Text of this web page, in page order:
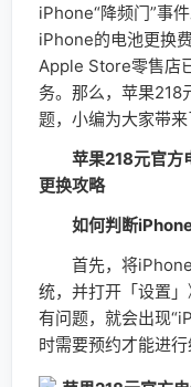
iPhone“降频门”事
iPhone的电池更换
Apple Store零售店
务。那么，苹果218
题，小编为大家带来
苹果218元官方
更换攻略
如何判断iPhone
首先，将iPhone
统，并打开「设置
有问题，就会出现
时需要预约才能进行